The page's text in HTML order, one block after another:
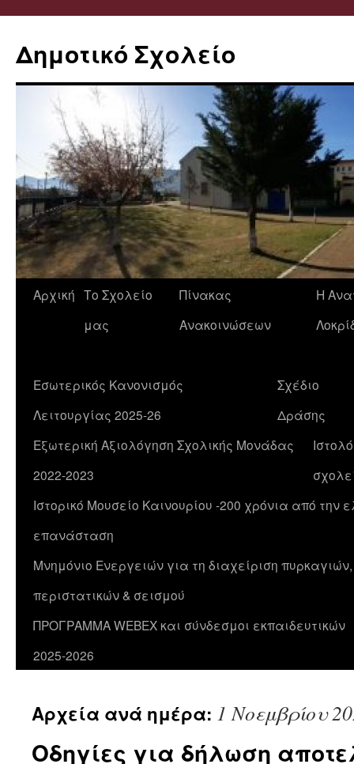
Δημοτικό Σχολείο
Μετάβαση
Αρχική Το Σχολείο
μας
Πίνακας
Ανακοινώσεων
Η
Εσωτερικός Κανονισμός
Λειτουργίας 2025-26
Σχέδιο
Δράσης
Εξωτερική Αξιολόγηση Σχολικής Μονάδας
2022-2023
Ιστορικό Μουσείο Καινουρίου -200 χρόνια από την
επανάσταση
Μνημόνιο Ενεργειών για τη διαχείριση
περιστατικών & σεισμού
ΠΡΟΓΡΑΜΜΑ WEBEX και σύνδεσμοι εκπαιδευτικών
2025-2026
Αρχεία ανά ημέρα: 1 Νοεμβρίου
Οδηγίες για δήλωση